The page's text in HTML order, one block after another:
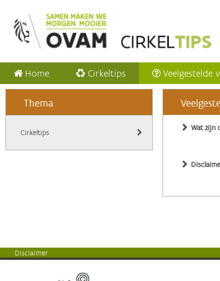
Home Cirkeltips Veelgestelde
Thema
Cirkeltips
Wat zijn
Disclaimer